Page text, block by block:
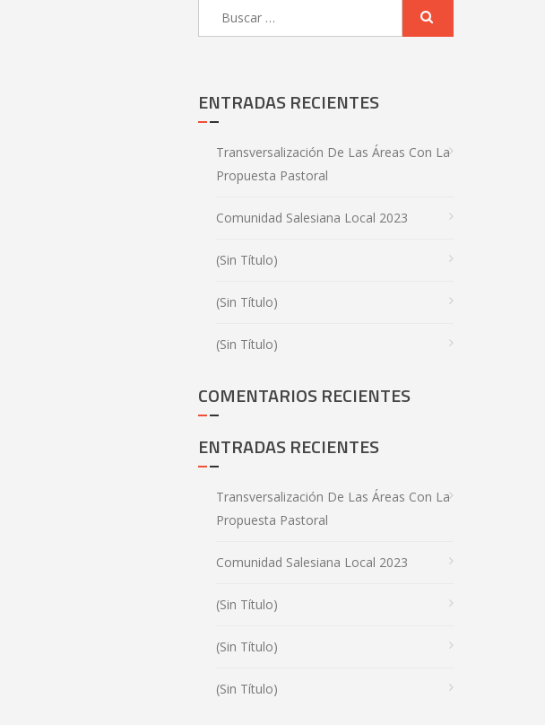
ENTRADAS RECIENTES
Transversalización De Las Áreas Con La
Propuesta Pastoral
Comunidad Salesiana Local 2023
(sin Título)
(sin Título)
(sin Título)
COMENTARIOS RECIENTES
ENTRADAS RECIENTES
Transversalización De Las Áreas Con La
Propuesta Pastoral
Comunidad Salesiana Local 2023
(sin Título)
(sin Título)
(sin Título)